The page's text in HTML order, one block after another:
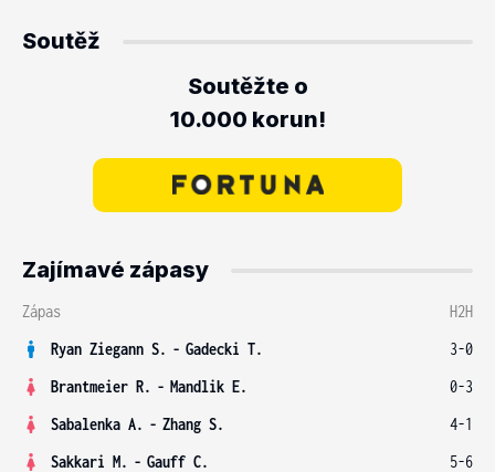
Soutěž
Soutěžte o
10.000 korun!
Zajímavé zápasy
Zápas
H2H
Ryan Ziegann S. - Gadecki T.
3-0
Brantmeier R. - Mandlik E.
0-3
Sabalenka A. - Zhang S.
4-1
Sakkari M. - Gauff C.
5-6